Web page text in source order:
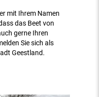
mit Ihrem Namen
das Beet von
gerne Ihren
Sie sich als
Geestland.